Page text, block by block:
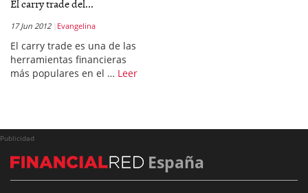
El carry trade del...
17 Jun 2012 Evangelina
El carry trade es una de las
herramientas financieras
más populares en el … Leer
Publicidad
España